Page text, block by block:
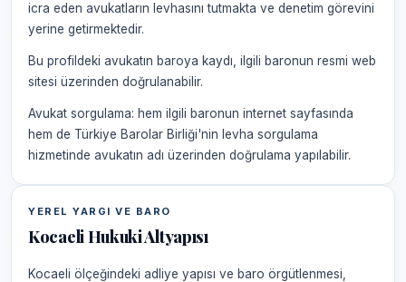
icra eden avukatların levhasını tutmakta ve denetim görevini
yerine getirmektedir.
Bu profildeki avukatın baroya kaydı, ilgili baronun resmi web
sitesi üzerinden doğrulanabilir.
Avukat sorgulama: hem ilgili baronun internet sayfasında
hem de Türkiye Barolar Birliği'nin levha sorgulama
hizmetinde avukatın adı üzerinden doğrulama yapılabilir.
YEREL YARGI VE BARO
Kocaeli Hukuki Altyapısı
Kocaeli ölçeğindeki adliye yapısı ve baro örgütlenmesi,